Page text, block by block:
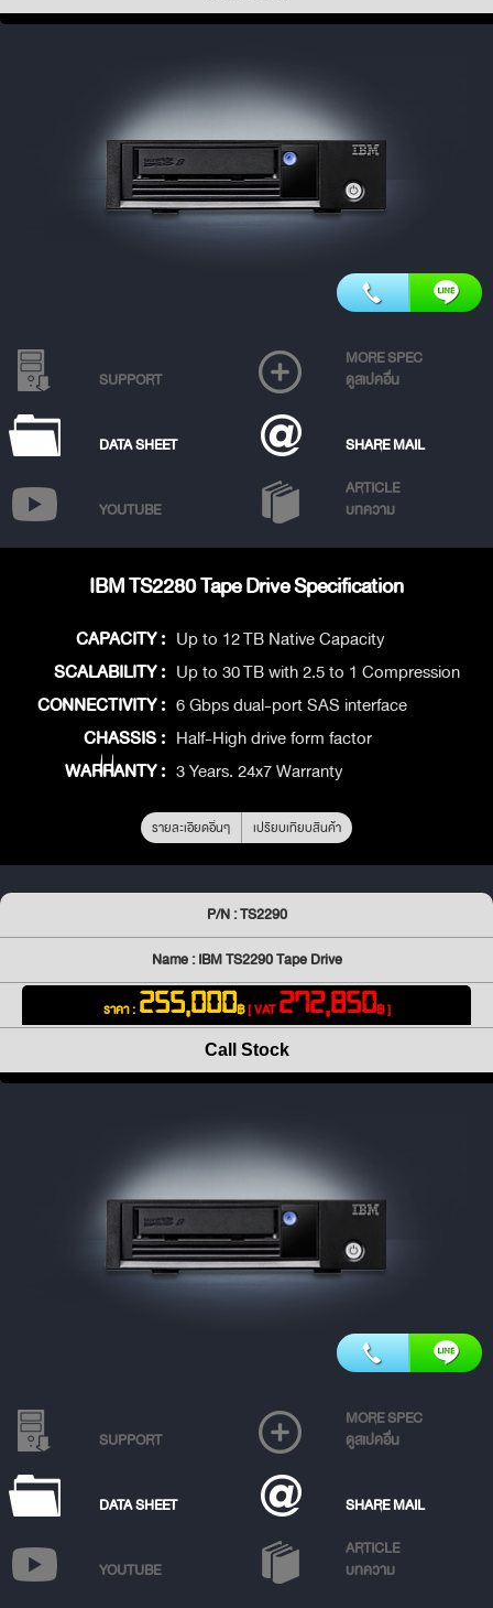
SUPPORT
MORE SPEC
ดูสเปคอื่น
DATA SHEET SHARE MAIL
YOUTUBE
ARTICLE
บทความ
IBM TS2280 Tape Drive Specification
CAPACITY : Up to 12 TB Native Capacity
SCALABILITY : Up to 30 TB with 2.5 to 1 Compression
CONNECTIVITY : 6 Gbps dual-port SAS interface
CHASSIS : Half-High drive form factor
WARRANTY : 3 Years. 24x7 Warranty
รายละเอียดอื่นๆ เปรียบเทียบสินค้า
P/N : TS2290
Name : IBM TS2290 Tape Drive
ราคา : 255,000฿[ VAT272,850฿ ]
Call Stock
SUPPORT
MORE SPEC
ดูสเปคอื่น
DATA SHEET SHARE MAIL
YOUTUBE
ARTICLE
บทความ